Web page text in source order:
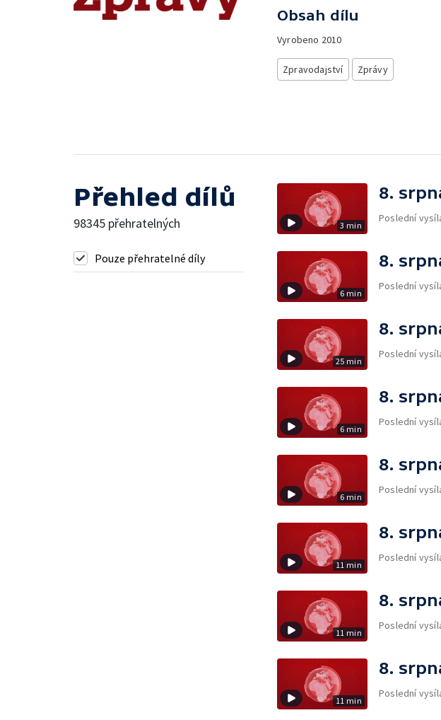
Obsah dílu
Vyrobeno 2010
Zpravodajství Zprávy
Přehled dílů
98345 přehratelných
Pouze přehratelné díly
3 min
8.
Poslední
6 min
8.
Poslední
25 min
8.
Poslední
6 min
8.
Poslední
6 min
8.
Poslední
11 min
8.
Poslední
11 min
8.
Poslední
11 min
8.
Poslední